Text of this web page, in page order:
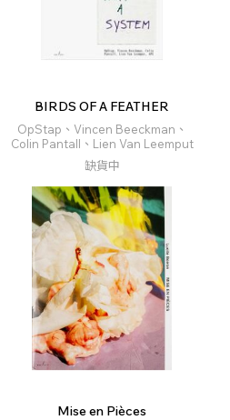
BIRDS OF A FEATHER
OpStap、Vincen Beeckman、
Colin Pantall、Lien Van Leemput
缺貨中
Mise en Pièces